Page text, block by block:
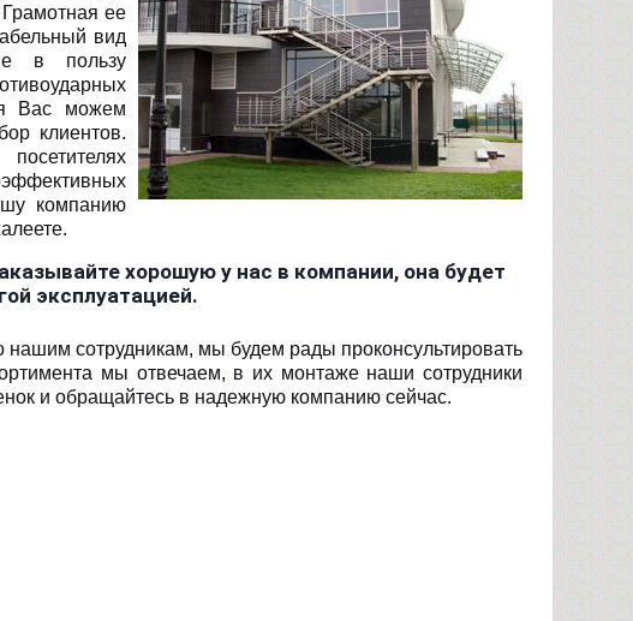
ее
вид
в пользу
Вас можем
клиентов.
компанию
хорошую у нас в компании, она будет
эксплуатацией.
сотрудникам, мы будем рады проконсультировать
мы отвечаем, в их монтаже наши сотрудники
и обращайтесь в надежную компанию сейчас.